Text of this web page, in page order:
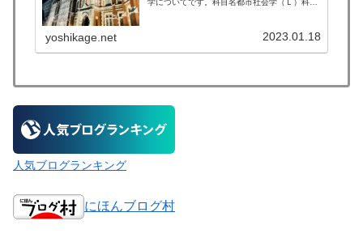
学についてです。科目名都市社会学（Ｌ）科目
yoshikage.net 2023.01.18
人気ブログランキング
にほんブログ村